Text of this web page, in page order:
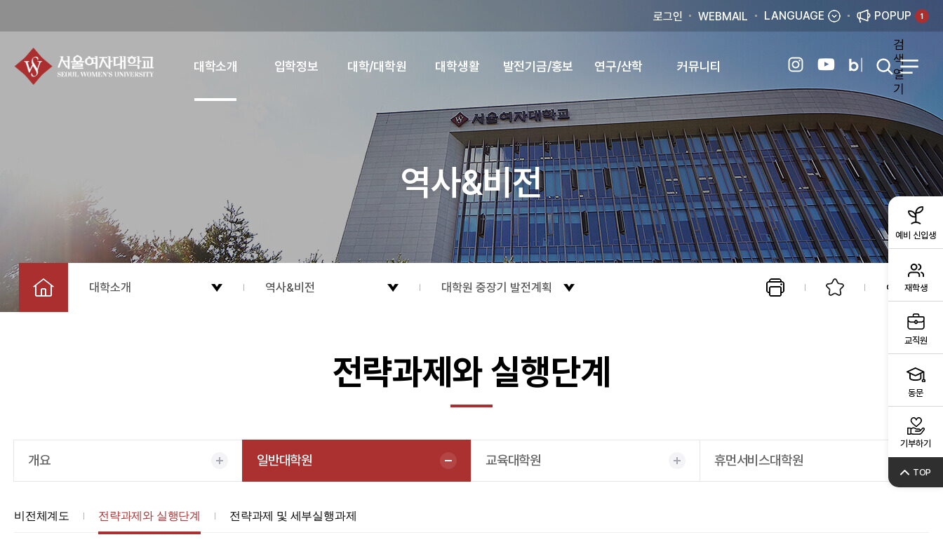
역사&비전
로그인 WEBMAIL LANGUAGE POPUP 1
대학소개 입학정보 대학/대학원 대학생활 발전기금/홍보 연구/산학 커뮤니티
검
색
열
기
대학소개 역사&비전 대학원 중장기 발전계획
예비 신입생
재학생
교직원
동문
기부하기
TOP
전략과제와 실행단계
개요 일반대학원 교육대학원 휴먼서비스대학원
비전체계도 전략과제와 실행단계 전략과제 및 세부실행과제